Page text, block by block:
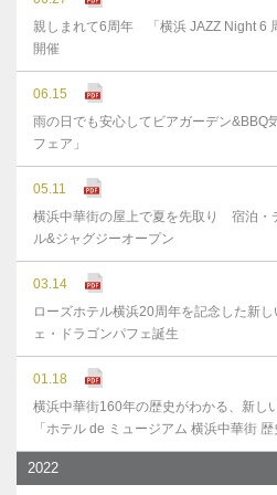
親しまれて6周年 「横浜 JAZZ Night 6
開催
06.15
雨の日でも安心してビアガーデン&BBQ
フェア」
05.11
横浜中華街の屋上で夏を先取り 宿泊・
ル&ジャグジーオープン
03.14
ローズホテル横浜20周年を記念した新
ェ・ドラゴンパフェ誕生
01.18
横浜中華街160年の歴史がわかる、新し
「ホテル de ミュージアム 横浜中華街 歴
2022